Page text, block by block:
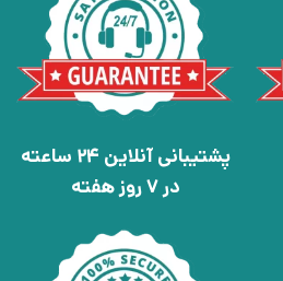
پشتیبانی آنلاین 24 ساعته
در 7 روز هفته